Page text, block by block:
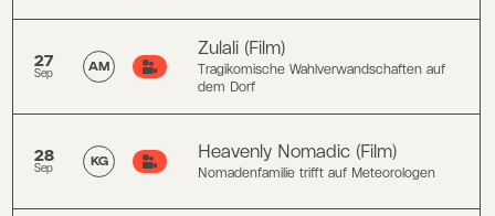
27
Sep
AM
Zulali (Film)
Tragikomische Wahlverwandschaften auf
dem Dorf
28
Sep
KG
Heavenly Nomadic (Film)
Nomadenfamilie trifft auf Meteorologen